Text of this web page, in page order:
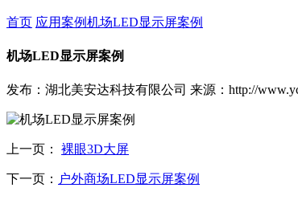
首页 应用案例机场LED显示屏案例
机场LED显示屏案例
发布：湖北美安达科技有限公司 来源：http://
上一页： 裸眼3D大屏
下一页： 户外商场LED显示屏案例